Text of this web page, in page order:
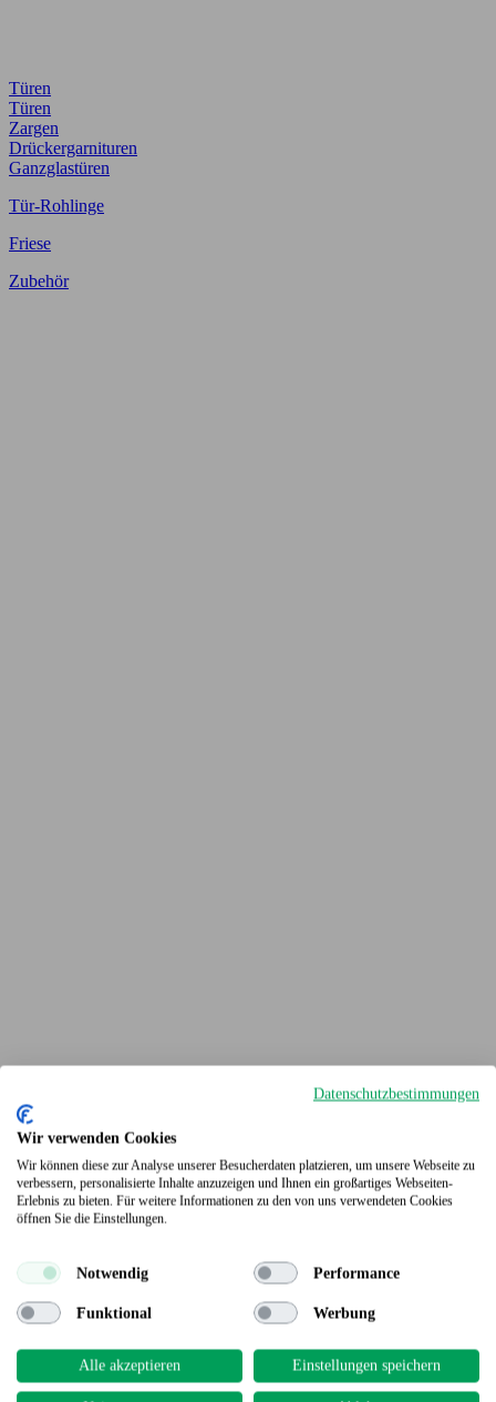
Türen
Türen
Zargen
Drückergarnituren
Ganzglastüren
Tür-Rohlinge
Friese
Zubehör
Terrassendielen
Datenschutzbestimmungen
Wir verwenden Cookies
Wir können diese zur Analyse unserer Besucherdaten platzieren, um unsere Webseite zu
verbessern, personalisierte Inhalte anzuzeigen und Ihnen ein großartiges Webseiten-
Erlebnis zu bieten. Für weitere Informationen zu den von uns verwendeten Cookies
öffnen Sie die Einstellungen.
Notwendig Performance
Funktional Werbung
Alle akzeptieren Einstellungen speichern